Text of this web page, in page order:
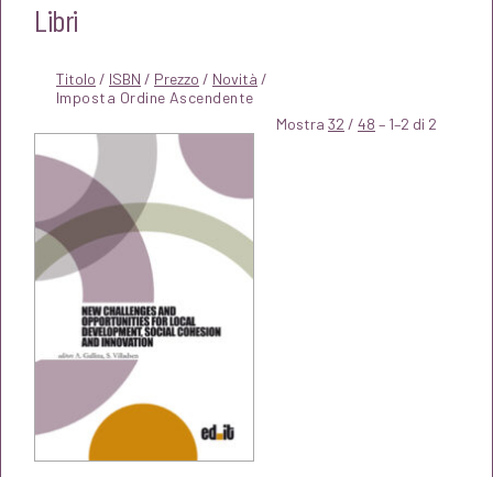
Libri
Titolo / ISBN / Prezzo / Novità /
Mostra 32 / 48 – 1–2 di 2